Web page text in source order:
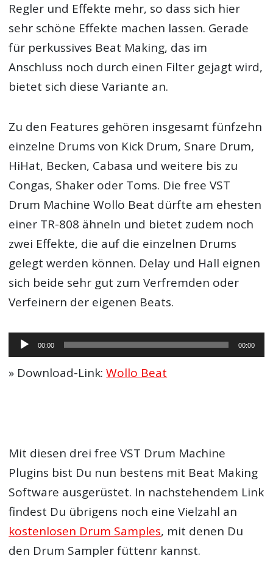
Regler und Effekte mehr, so dass sich hier
sehr schöne Effekte machen lassen. Gerade
für perkussives Beat Making, das im
Anschluss noch durch einen Filter gejagt wird,
bietet sich diese Variante an.
Zu den Features gehören insgesamt fünfzehn
einzelne Drums von Kick Drum, Snare Drum,
HiHat, Becken, Cabasa und weitere bis zu
Congas, Shaker oder Toms. Die free VST
Drum Machine Wollo Beat dürfte am ehesten
einer TR-808 ähneln und bietet zudem noch
zwei Effekte, die auf die einzelnen Drums
gelegt werden können. Delay und Hall eignen
sich beide sehr gut zum Verfremden oder
Verfeinern der eigenen Beats.
Audio-
Player
00:00 00:00
» Download-Link:Wollo Beat
Mit diesen drei free VST Drum Machine
Plugins bist Du nun bestens mit Beat Making
Software ausgerüstet. In nachstehendem Link
findest Du übrigens noch eine Vielzahl an
kostenlosen Drum Samples, mit denen Du
den Drum Sampler füttenr kannst.